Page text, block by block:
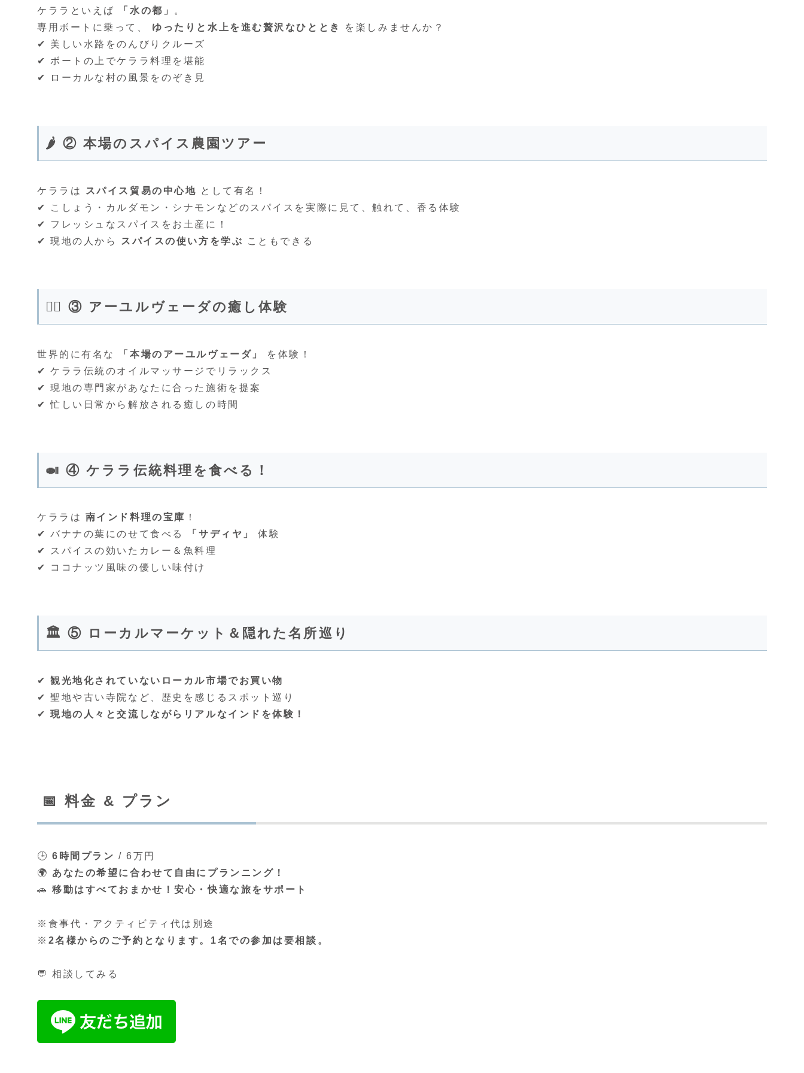
ケララといえば 「水の都」 。
専用ボートに乗って、 ゆったりと水上を進む贅沢なひととき
を楽しみませんか？
✔︎ 美しい水路をのんびりクルーズ
✔︎ ボートの上でケララ料理を堪能
✔︎ ローカルな村の風景をのぞき見
🌶️ ② 本場のスパイス農園ツアー
ケララは スパイス貿易の中心地 として有名！
✔︎ こしょう・カルダモン・シナモンなどのスパイスを実際に見て、触れて、香る体験
✔︎ フレッシュなスパイスをお土産に！
✔︎ 現地の人から
スパイスの使い方を学ぶ こともできる
🧘‍♂️ ③ アーユルヴェーダの癒し体験
世界的に有名な 「本場のアーユルヴェーダ」
を体験！
✔︎ ケララ伝統のオイルマッサージでリラックス
✔︎ 現地の専門家があなたに合った施術を提案
✔︎ 忙しい日常から解放される癒しの時間
🍛 ④ ケララ伝統料理を食べる！
ケララは 南インド料理の宝庫 ！
✔︎ バナナの葉にのせて食べる
「サディヤ」
体験
✔︎ スパイスの効いたカレー＆魚料理
✔︎ ココナッツ風味の優しい味付け
🏛️ ⑤ ローカルマーケット＆隠れた名所巡り
✔︎観光地化されていないローカル市場でお買い物
✔︎ 聖地や古い寺院など、歴史を感じるスポット巡り
✔︎現地の人々と交流しながらリアルなインドを体験！
📅 料金 & プラン
🕒6時間プラン / 6万円
🌍 あなたの希望に合わせて自由にプランニング！
🚗移動はすべておまかせ！安心・快適な旅をサポート
※食事代・アクティビティ代は別途
※ 2名様からのご予約となります。1名での参加は要相談。
💬 相談してみる